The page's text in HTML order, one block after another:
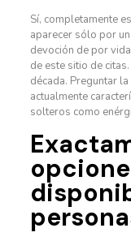
Sí, completamente
aparecer sólo por
devoción de por
de este sitio de
década. Preguntar
actualmente
solteros como